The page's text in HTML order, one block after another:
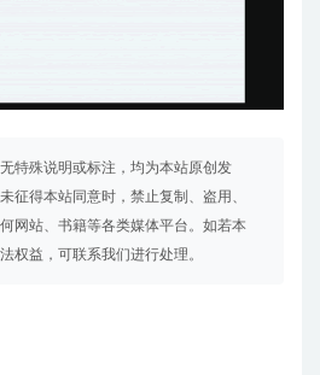
特殊说明或标注，均为本站原创发
征得本站同意时，禁止复制、盗用、
网站、书籍等各类媒体平台。如若本
权益，可联系我们进行处理。